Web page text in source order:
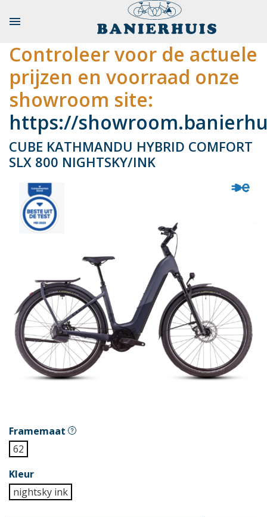

Controleer voor de actuele
prijzen en voorraad onze
showroom site:
https://
CUBE KATHMANDU HYBRID COMFORT
SLX 800 NIGHTSKY/INK
Framemaat
62
Kleur
nightsky ink